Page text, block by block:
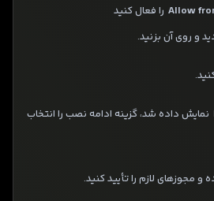
Allow را فعال کنید
نمایش داده شد، گزینه ادامه نصب را انتخاب